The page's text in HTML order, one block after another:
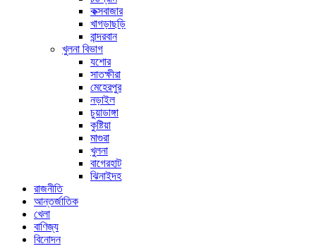
কক্সবাজার
খাগড়াছড়ি
বান্দরবান
খুলনা বিভাগ
যশোর
সাতক্ষীরা
মেহেরপুর
নড়াইল
চুয়াডাঙ্গা
কুষ্টিয়া
মাগুরা
খুলনা
বাগেরহাট
ঝিনাইদহ
রাজনীতি
আন্তর্জাতিক
খেলা
বাণিজ্য
বিনোদন